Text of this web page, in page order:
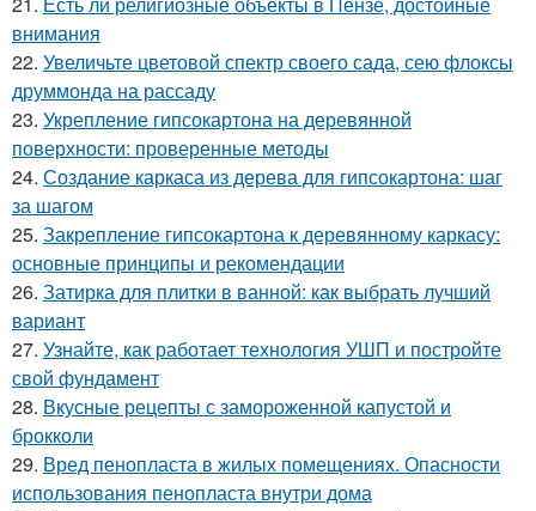
внимания
22. Увеличьте цветовой спектр своего сада, сею флоксы
друммонда на рассаду
23. Укрепление гипсокартона на деревянной
поверхности: проверенные методы
24. Создание каркаса из дерева для гипсокартона: шаг
за шагом
25. Закрепление гипсокартона к деревянному каркасу:
основные принципы и рекомендации
26. Затирка для плитки в ванной: как выбрать лучший
вариант
27. Узнайте, как работает технология УШП и постройте
свой фундамент
28. Вкусные рецепты с замороженной капустой и
брокколи
29. Вред пенопласта в жилых помещениях. Опасности
использования пенопласта внутри дома